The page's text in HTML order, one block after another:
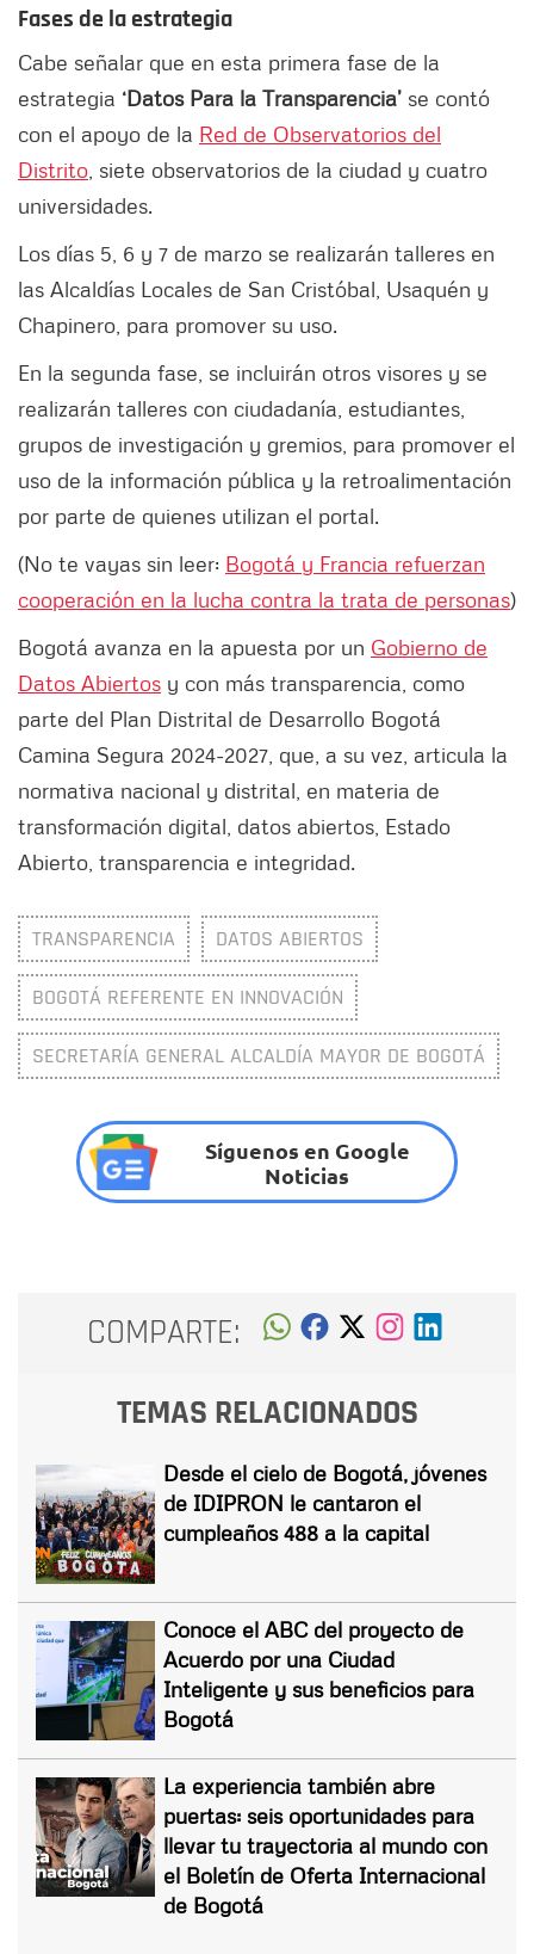
Fases de la estrategia
Cabe señalar que en esta primera fase de la
estrategia ‘Datos Para la Transparencia’ se contó
con el apoyo de la Red de Observatorios del
Distrito , siete observatorios de la ciudad y cuatro
universidades.
Los días 5, 6 y 7 de marzo se realizarán talleres en
las Alcaldías Locales de San Cristóbal, Usaquén y
Chapinero, para promover su uso.
En la segunda fase, se incluirán otros visores y se
realizarán talleres con ciudadanía, estudiantes,
grupos de investigación y gremios, para promover el
uso de la información pública y la retroalimentación
por parte de quienes utilizan el portal.
(No te vayas sin leer: Bogotá y Francia refuerzan
cooperación en la lucha contra la trata de personas)
Bogotá avanza en la apuesta por un Gobierno de
Datos Abiertos y con más transparencia, como
parte del Plan Distrital de Desarrollo Bogotá
Camina Segura 2024-2027, que, a su vez, articula la
normativa nacional y distrital, en materia de
transformación digital, datos abiertos, Estado
Abierto, transparencia e integridad.
TRANSPARENCIA DATOS ABIERTOS
BOGOTÁ REFERENTE EN INNOVACIÓN
SECRETARÍA GENERAL ALCALDÍA MAYOR DE BOGOTÁ
Síguenos en Google
Noticias
COMPARTE:
TEMAS RELACIONADOS
Desde el cielo de Bogotá, jóvenes
de IDIPRON le cantaron el
cumpleaños 488 a la capital
Conoce el ABC del proyecto de
Acuerdo por una Ciudad
Inteligente y sus beneficios para
Bogotá
La experiencia también abre
puertas: seis oportunidades para
llevar tu trayectoria al mundo con
el Boletín de Oferta Internacional
de Bogotá